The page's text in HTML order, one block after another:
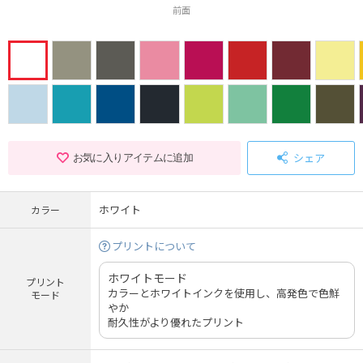
前面
お気に入りアイテムに追加 シェア
カラー ホワイト
プリント
モード
プリントについて
ホワイトモード
カラーとホワイトインクを使用し、高発色で色鮮
やか
耐久性がより優れたプリント